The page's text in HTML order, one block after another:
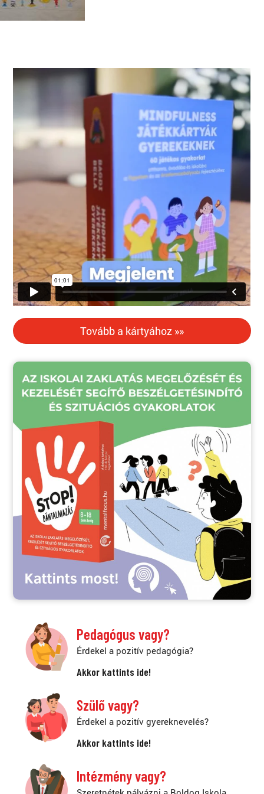
Tovább a kártyához »»
Pedagógus vagy?
Érdekel a pozitív pedagógia?
Akkor kattints ide!
Szülő vagy?
Érdekel a pozitív gyereknevelés?
Akkor kattints ide!
Intézmény vagy?